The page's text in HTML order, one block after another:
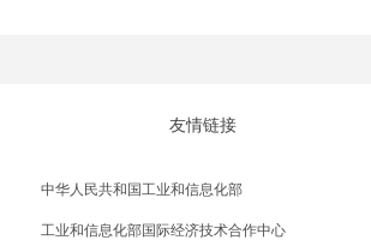
友情链接
中华人民共和国工业和信息化部
工业和信息化部国际经济技术合作中心